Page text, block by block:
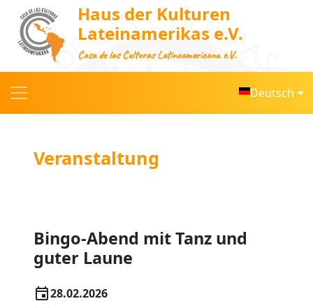
Haus der Kulturen
Lateinamerikas e.V.
Casa de las Culturas Latinoamericana e.V.
Deutsch
Veranstaltung
Bingo-Abend mit Tanz und
guter Laune
28.02.2026